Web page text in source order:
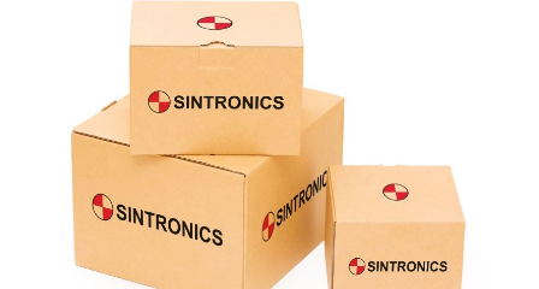
módulos antiguos a un alto nivel técnico o sustitución
de módulos descontinuados por módulos del propio